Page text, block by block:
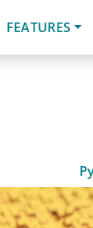
FEATURES